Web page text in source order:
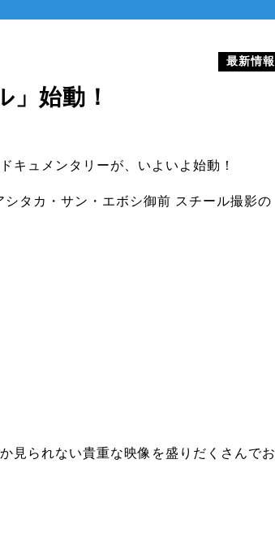
最新情報
」始動！
キュメンタリーが、いよいよ始動！
タカ・サン・エボシ御前 スチール撮影の
見られない貴重な映像を盛りだくさんでお